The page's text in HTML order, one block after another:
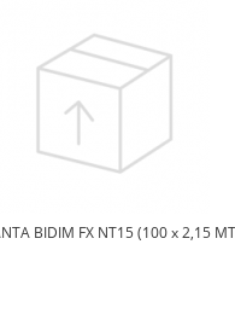
BIDIM FX NT15 (100 x 2,15